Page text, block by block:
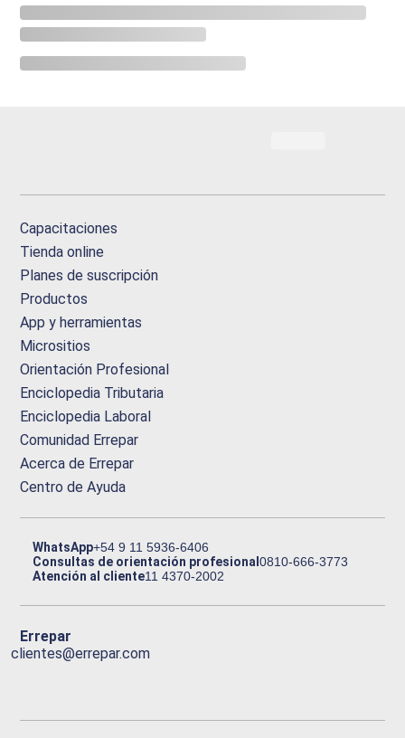
Capacitaciones
Tienda online
Planes de suscripción
Productos
App y herramientas
Micrositios
Orientación Profesional
Enciclopedia Tributaria
Enciclopedia Laboral
Comunidad Errepar
Acerca de Errepar
Centro de Ayuda
WhatsApp+54 9 11 5936-6406
Consultas de orientación profesional0810-666-3773
Atención al cliente11 4370-2002
Errepar
clientes@errepar.com